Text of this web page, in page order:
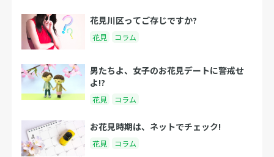
花見川区ってご存じですか?
花見 コラム
男たちよ、女子のお花見デートに警戒せ
よ!?
花見 コラム
お花見時期は、ネットでチェック!
花見 コラム